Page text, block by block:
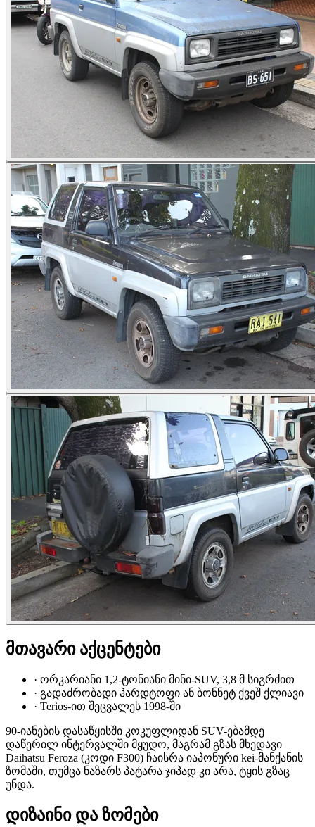
მთავარი აქცენტები
· ორკარიანი 1,2-ტონიანი მინი-SUV, 3,8 მ სიგრძით
· გადაძრობადი ჰარდტოფი ან ბონნეტ ქვეშ ქლიავი
· Terios-ით შეცვალეს 1998-ში
90-იანების დასაწყისში კოკუფლიდან SUV-ებამდე
დაწერილ ინტერვალში მყუდო, მაგრამ გზას მხედავი
Daihatsu Feroza (კოდი F300) ჩაისრა იაპონური kei-მანქანის
ზომაში, თუმცა ნაზარს პატარა ჯიპად კი არა, ტყის გზაც
უნდა.
დიზაინი და ზომები